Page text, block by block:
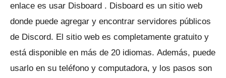
enlace es usar Disboard . Disboard es un sitio web
donde puede agregar y encontrar servidores públicos
de Discord. El sitio web es completamente gratuito y
está disponible en más de 20 idiomas. Además, puede
usarlo en su teléfono y computadora, y los pasos son